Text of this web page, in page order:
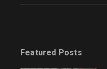
Featured Posts